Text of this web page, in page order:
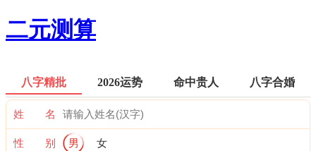
二元测算
八字精批 2026运势 命中贵人 八字合婚
姓 名
性 别 男 女